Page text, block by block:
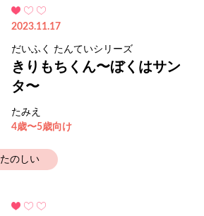
2023.11.17
だいふく たんていシリーズ
きりもちくん〜ぼくはサン
タ〜
たみえ
4歳〜5歳向け
たのしい